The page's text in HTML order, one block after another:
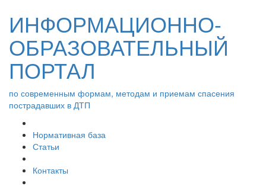
ИНФОРМАЦИОННО-
ОБРАЗОВАТЕЛЬНЫЙ
ПОРТАЛ
по современным формам, методам и приемам спасения
пострадавших в ДТП
Нормативная база
Статьи
Контакты